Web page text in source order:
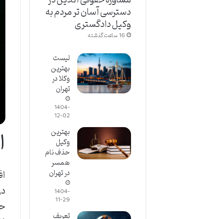
دسترسی آسان تر مردم به
وکیل دادگستری
16 ساعت گذشته
لیست
بهترین
وکلا در
تهران
1404-
12-02
بهترین
وکیل
حذف نام
همسر
در تهران
1404-
11-29